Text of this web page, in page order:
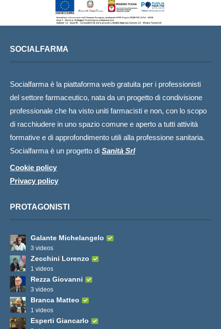
SOCIALFARMA
Socialfarma è la piattaforma web gratuita per i professionisti
del settore farmaceutico, nata da un progetto di condivisione
professionale che ha visto uniti farmacisti e non, con lo scopo
di racchiudere in uno spazio comune e aperto a tutti attività
formative e di approfondimento utili alla professione sanitaria.
Socialfarma è un progetto di Sanità Srl
Cookie policy
Privacy policy
PROTAGONISTI
Galante Michelangelo
3 videos
Zecchini Lorenzo
1 videos
Rezza Giovanni
3 videos
Branca Matteo
1 videos
Esperti Giancarlo